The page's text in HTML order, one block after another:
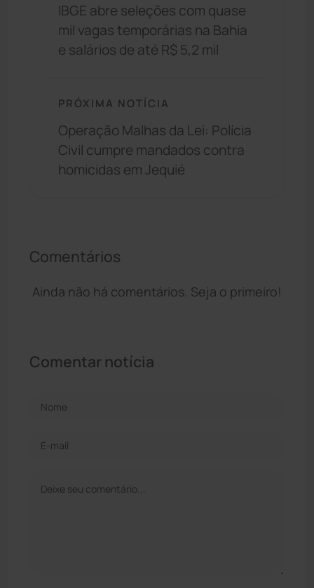
IBGE abre seleções com quase
mil vagas temporárias na Bahia
e salários de até R$ 5,2 mil
PRÓXIMA NOTÍCIA
Operação Malhas da Lei: Polícia
Civil cumpre mandados contra
homicidas em Jequié
Comentários
Ainda não há comentários. Seja o primeiro!
Comentar notícia